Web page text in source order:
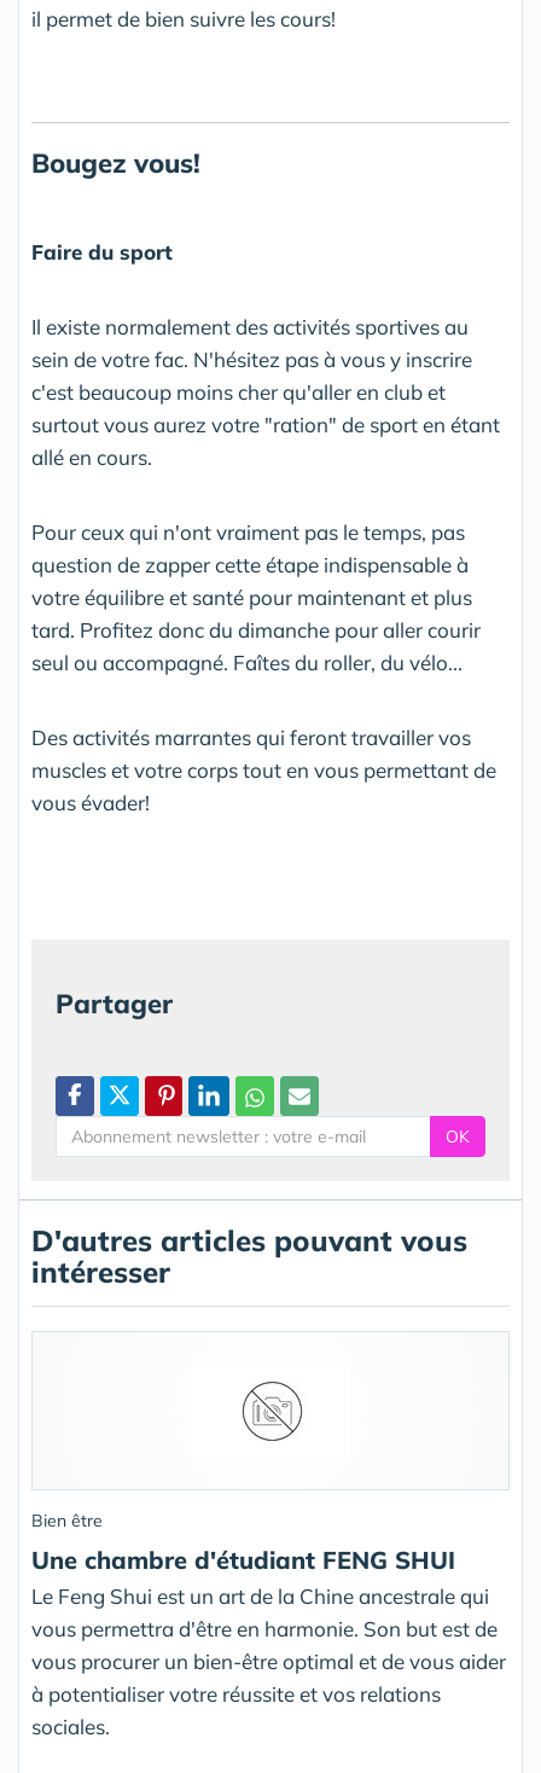
il permet de bien suivre les cours!
Bougez vous!
Faire du sport
Il existe normalement des activités sportives au
sein de votre fac. N'hésitez pas à vous y inscrire
c'est beaucoup moins cher qu'aller en club et
surtout vous aurez votre "ration" de sport en étant
allé en cours.
Pour ceux qui n'ont vraiment pas le temps, pas
question de zapper cette étape indispensable à
votre équilibre et santé pour maintenant et plus
tard. Profitez donc du dimanche pour aller courir
seul ou accompagné. Faîtes du roller, du vélo...
Des activités marrantes qui feront travailler vos
muscles et votre corps tout en vous permettant de
vous évader!
Partager
OK
D'autres articles pouvant vous
intéresser
Bien être
Une chambre d'étudiant FENG SHUI
Le Feng Shui est un art de la Chine ancestrale qui
vous permettra d'être en harmonie. Son but est de
vous procurer un bien-être optimal et de vous aider
à potentialiser votre réussite et vos relations
sociales.